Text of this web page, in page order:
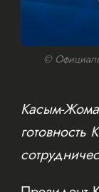
©
Касым-
готовность